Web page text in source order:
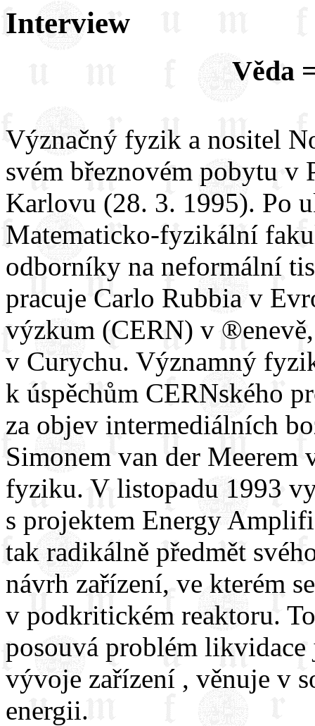
Interview
Věda
Význačný fyzik a nositel
svém březnovém pobytu v
Karlovu (28. 3. 1995). Po
Matematicko-fyzikální
odborníky na neformální
pracuje Carlo Rubbia v
výzkum (CERN) v
v Curychu. Významný
k úspěchům CERNského
za objev intermediálních
Simonem van der Meerem
fyziku. V listopadu 1993
s projektem Energy
tak radikálně předmět
návrh zařízení, ve kterém
v podkritickém reaktoru.
posouvá problém
vývoje zařízení , věnuje v
energii.